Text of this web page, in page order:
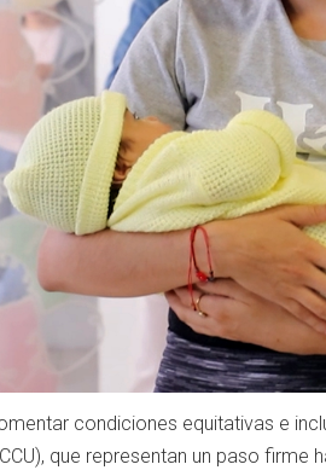
condiciones equitativas e
que representan un paso